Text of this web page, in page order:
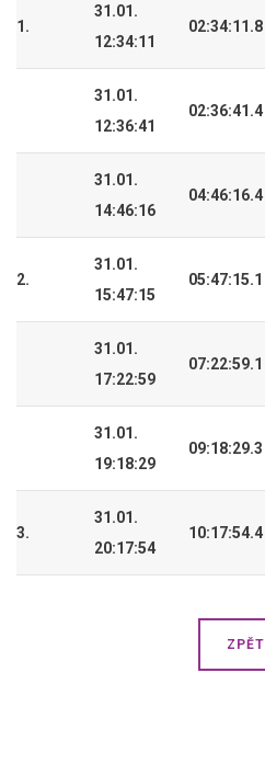
1.
31.01.
12:34:11
02:34:11.8
31.01.
12:36:41
02:36:41.4
31.01.
14:46:16
04:46:16.4
2.
31.01.
15:47:15
05:47:15.1
31.01.
17:22:59
07:22:59.1
31.01.
19:18:29
09:18:29.3
3.
31.01.
20:17:54
10:17:54.4
ZPĚT